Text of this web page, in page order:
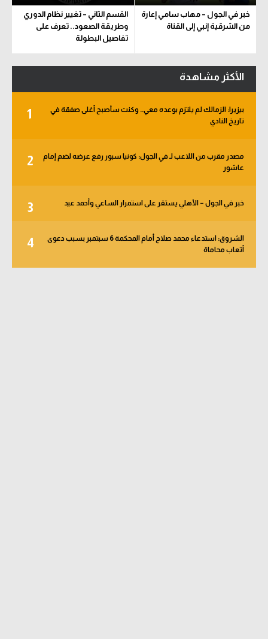
خبر في الجول – مهاب سامي إعارة
من الشرقية إنبي إلى القناة
القسم الثاني – تغيير نظام الدوري
وطريقة الصعود.. تعرف على
تفاصيل البطولة
الأكثر مشاهدة
1
بيزيرا: الزمالك لم يلتزم بوعده معي.. وكنت سأصبح أغلى صفقة في
تاريخ النادي
2
مصدر مقرب من اللاعب لـ في الجول: كونيا سبور رفع عرضه لضم إمام
عاشور
3 خبر في الجول – الأهلي يستقر على استمرار الساعي وأحمد عيد
4
الشروق: استدعاء محمد صلاح أمام المحكمة 6 سبتمبر بسبب دعوى
أتعاب محاماة